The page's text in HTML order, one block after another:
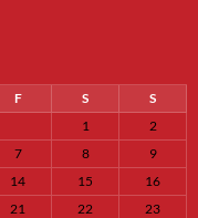
F S
S
1
2
7 8
9
14 15
16
21 22
23